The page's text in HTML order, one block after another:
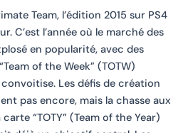
Team, l’édition 2015 sur PS4
C’est l’année où le marché des
en popularité, avec des
of the Week” (TOTW)
Les défis de création
pas encore, mais la chasse aux
“TOTY” (Team of the Year)